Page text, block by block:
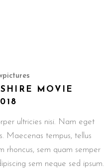
MOVIE
ultricies nisi. Nam eget
Maecenas tempus, tellus
rhoncus, sem quam semper
sem neque sed ipsum.